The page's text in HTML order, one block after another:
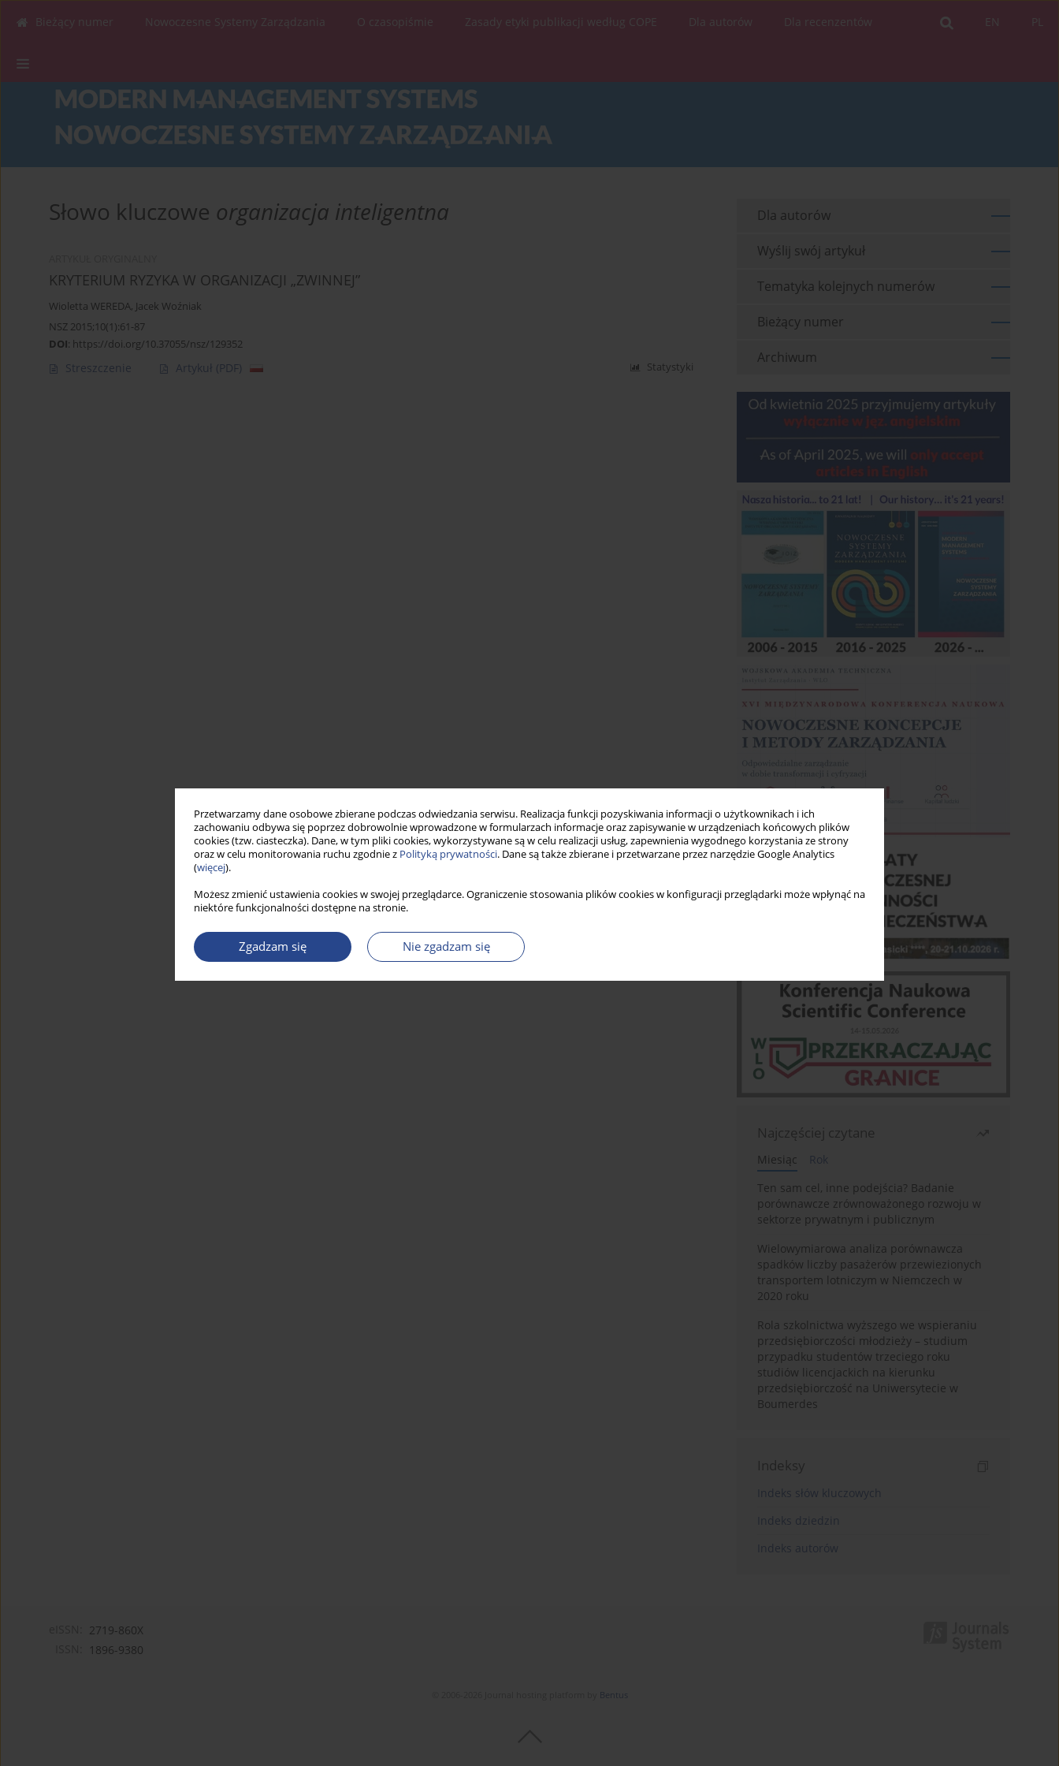
Przetwarzamy dane osobowe zbierane podczas odwiedzania serwisu. Realizacja funkcji pozyskiwania informacji o użytkownikach i ich
zachowaniu odbywa się poprzez dobrowolnie wprowadzone w formularzach informacje oraz zapisywanie w urządzeniach końcowych plików
cookies (tzw. ciasteczka). Dane, w tym pliki cookies, wykorzystywane są w celu realizacji usług, zapewnienia wygodnego korzystania ze strony
oraz w celu monitorowania ruchu zgodnie z Polityką prywatności. Dane są także zbierane i przetwarzane przez narzędzie Google Analytics
(więcej).
Możesz zmienić ustawienia cookies w swojej przeglądarce. Ograniczenie stosowania plików cookies w konfiguracji przeglądarki może wpłynąć na
niektóre funkcjonalności dostępne na stronie.
Zgadzam się Nie zgadzam się
PL
EN
Bieżący numer Nowoczesne Systemy Zarządzania O czasopiśmie Zasady etyki publikacji według COPE Dla autorów Dla recenzentów
Słowo kluczowe organizacja inteligentna
KRYTERIUM RYZYKA W ORGANIZACJI „ZWINNEJ”
Wioletta WEREDA, Jacek Woźniak
NSZ 2015;10(1):61-87
DOI: https://doi.org/10.37055/nsz/129352
Streszczenie Artykuł (PDF) Statystyki
Dla autorów
Wyślij swój artykuł
Tematyka kolejnych numerów
Bieżący numer
Archiwum
Najczęściej czytane
Miesiąc
Rok
Ten sam cel, inne podejścia? Badanie
porównawcze zrównoważonego rozwoju w
sektorze prywatnym i publicznym
Wielowymiarowa analiza porównawcza
spadków liczby pasażerów przewiezionych
transportem lotniczym w Niemczech w
2020 roku
Rola szkolnictwa wyższego we wspieraniu
przedsiębiorczości młodzieży – studium
przypadku studentów trzeciego roku
studiów licencjackich na kierunku
przedsiębiorczość na Uniwersytecie w
Boumerdes
Indeksy
Indeks słów kluczowych
Indeks dziedzin
Indeks autorów
2719-860X
1896-9380
Bentus